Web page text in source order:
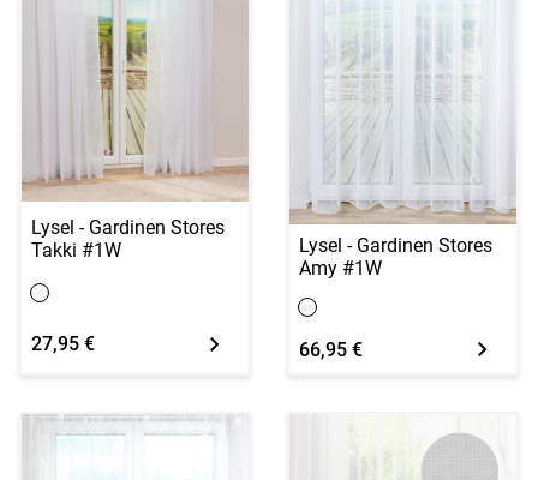
Lysel - Gardinen Stores
Takki #1W
27,95 €
Lysel - Gardinen Stores
Amy #1W
66,95 €